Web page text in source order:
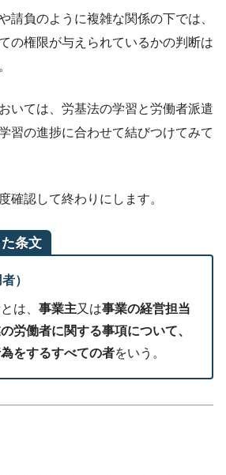
請負のように複雑な関係の下では、
の権限が与えられているかの判断は
いては、労基法の学習と労働者派遣
習の進捗に合わせて結びつけてみて
確認して終わりにします。
条文
）
は、事業主又は事業の経営担当
労働者に関する事項について、
をするすべての者をいう。